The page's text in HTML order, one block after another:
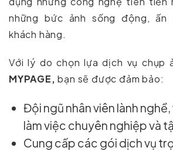
những bức ảnh sống động,
khách hàng.
Với lý do chọn lựa dịch vụ chụp
MYPAGE, bạn sẽ được đảm bảo:
Đội ngũ nhân viên lành
làm việc chuyên nghiệp và
Cung cấp các gói dịch vụ